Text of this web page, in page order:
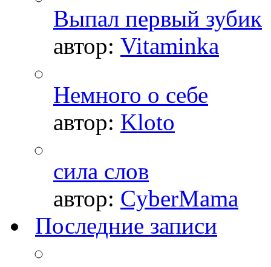
Выпал первый зубик
автор: Vitaminka
Немного о себе
автор: Kloto
сила слов
автор: CyberMama
Последние записи